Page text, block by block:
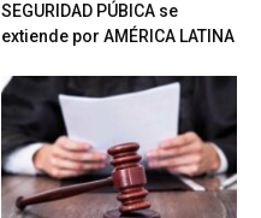
SEGURIDAD PÚBICA se
extiende por AMÉRICA LATINA